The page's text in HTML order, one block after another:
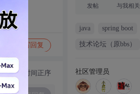
写回复
切换为时间正序
发帖 与我相关
java spring boot
技术论坛（原bbs）
社区管理员